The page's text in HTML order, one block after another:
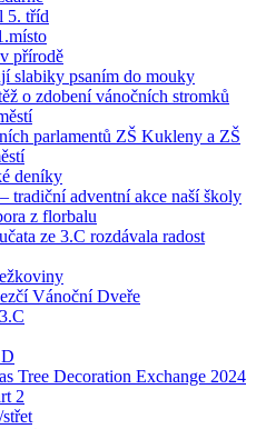
5. tříd
přírodě
slabiky psaním do mouky
o zdobení vánočních stromků
parlamentů ZŠ Kukleny a ZŠ
deníky
tradiční adventní akce naší školy
z florbalu
ze 3.C rozdávala radost
Vánoční Dveře
Tree Decoration Exchange 2024
2